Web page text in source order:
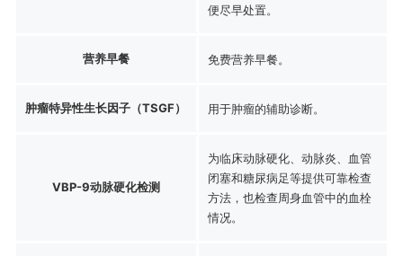
便尽早处置。
营养早餐 免费营养早餐。
肿瘤特异性生长因子（TSGF） 用于肿瘤的辅助诊断。
VBP-9动脉硬化检测
为临床动脉硬化、动脉炎、血管
闭塞和糖尿病足等提供可靠检查
方法，也检查周身血管中的血栓
情况。